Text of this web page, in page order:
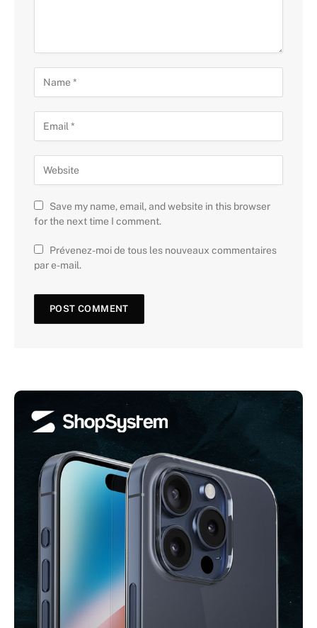
Save my name, email, and website in this browser
for the next time I comment.
Prévenez-moi de tous les nouveaux commentaires
par e-mail.